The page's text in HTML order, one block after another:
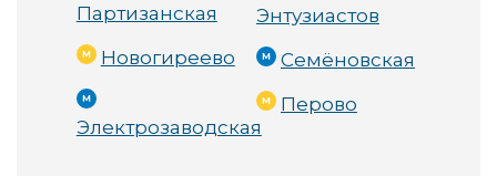
Партизанская
Новогиреево
Электрозаводская
Энтузиастов
Семёновская
Перово